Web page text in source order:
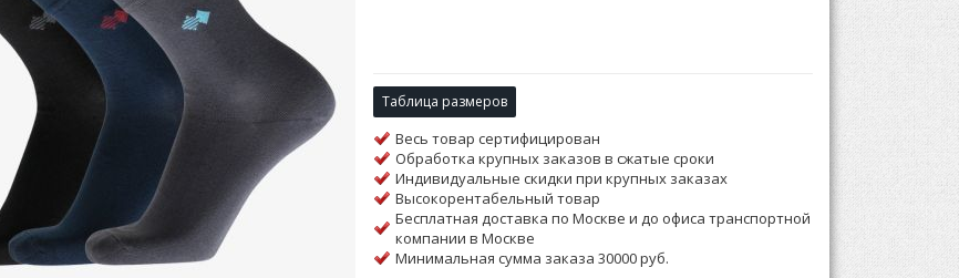
Таблица размеров
Весь товар сертифицирован
Обработка крупных заказов в сжатые сроки
Индивидуальные скидки при крупных заказах
Высокорентабельный товар
Бесплатная доставка по Москве и до офиса транспортной
компании в Москве
Минимальная сумма заказа 30000 руб.